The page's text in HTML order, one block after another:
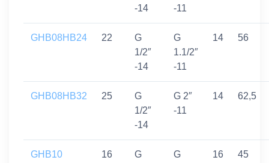
-14
-11
GHB08HB24 22
G
1/2″
-14
G
1.1/2″
-11
14 56
GHB08HB32 25
G
1/2″
-14
G 2″
-11
14 62,5
GHB10 16
G
G
16 45